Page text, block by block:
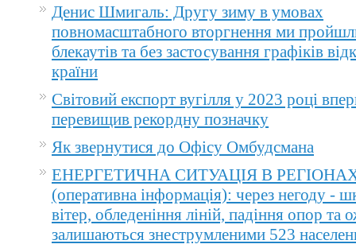
Денис Шмигаль: Другу зиму в умовах
повномасштабного вторгнення ми
блекаутів та без застосування графіків
країни
Світовий експорт вугілля у 2023 році
перевищив рекордну позначку
Як звернутися до Офісу Омбудсмана
ЕНЕРГЕТИЧНА СИТУАЦІЯ В
(оперативна інформація): через негоду -
вітер, обледеніння ліній, падіння опор та
залишаються знеструмленими 523